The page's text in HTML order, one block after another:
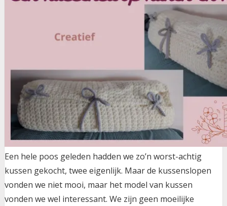
Een hele poos geleden hadden we zo’n worst-achtig
kussen gekocht, twee eigenlijk. Maar de kussenslopen
vonden we niet mooi, maar het model van kussen
vonden we wel interessant. We zijn geen moeilijke